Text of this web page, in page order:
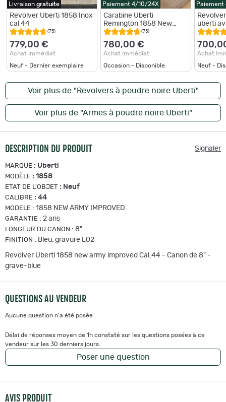
Livraison gratuite
Revolver Uberti 1858 Inox
cal 44
(75)
779,00 €
Achat Immédiat
Neuf - Dernier exemplaire
Paiement 4/10/24X
Carabine Uberti
Remington 1858 New
Army Target calibre 44
(75)
780,00 €
Achat Immédiat
Occasion - Disponible
uberti
Achat
Neuf -
Voir plus de "Revolvers à poudre noire Uberti"
Voir plus de "Armes à poudre noire Uberti"
DESCRIPTION DU PRODUIT Signaler
MARQUE : Uberti
MODÈLE : 1858
ETAT DE L'OBJET : Neuf
CALIBRE : 44
MODELE : 1858 NEW ARMY IMPROVED
GARANTIE : 2 ans
LONGEUR DU CANON : 8"
FINITION : Bleu, gravure L02
Revolver Uberti 1858 new army improved Cal.44 - Canon de 8" -
grave-blue
QUESTIONS AU VENDEUR
Aucune question n'a été posée
Délai de réponses moyen de 1h constaté sur les questions posées à ce
vendeur sur les 30 derniers jours.
Poser une question
AVIS PRODUIT